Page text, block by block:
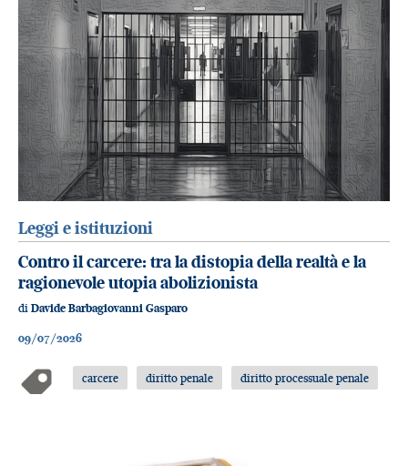
Leggi e istituzioni
Contro il carcere: tra la distopia della realtà e la
ragionevole utopia abolizionista
di Davide Barbagiovanni Gasparo
09/07/2026
carcere diritto penale diritto processuale penale